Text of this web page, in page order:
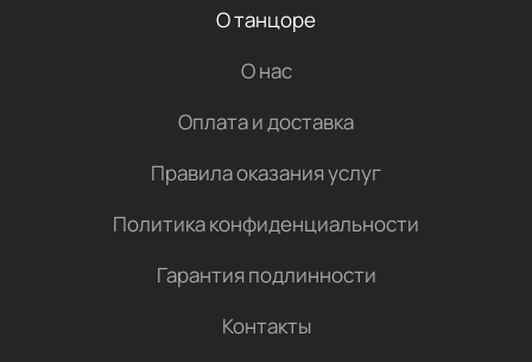
О танцоре
О нас
Оплата и доставка
Правила оказания услуг
Политика конфиденциальности
Гарантия подлинности
Контакты